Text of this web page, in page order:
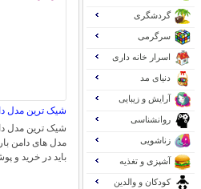
شیک ترین مدل
شیک ترین مدل
مدل های دامن
باید در خرید و
گردشگری
سرگرمی
اسرار خانه داری
دنیای مد
آرایش و زیبایی
روانشناسی
زناشویی
آشپزی و تغذیه
کودکان و والدین